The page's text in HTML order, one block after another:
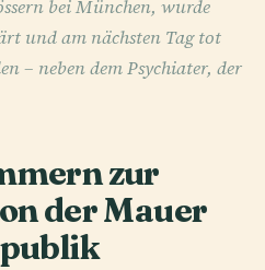
bei München, wurde
und am nächsten Tag tot
– neben dem Psychiater, der
zur
der Mauer